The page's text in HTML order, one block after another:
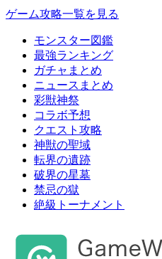
ゲーム攻略一覧を見る
モンスター図鑑
最強ランキング
ガチャまとめ
ニュースまとめ
彩獣神祭
コラボ予想
クエスト攻略
神獣の聖域
転界の遺跡
破界の星墓
禁忌の獄
絶級トーナメント